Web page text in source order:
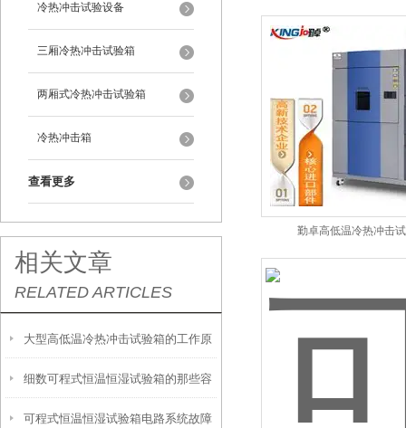
冷热冲击试验设备
三厢冷热冲击试验箱
两厢式冷热冲击试验箱
冷热冲击箱
查看更多
相关文章
RELATED ARTICLES
大型高低温冷热冲击试验箱的工作原
理
细数可程式恒温恒湿试验箱的那些容
易忽视的小配件
可程式恒温恒湿试验箱电路系统故障
勤卓高低温冷热冲击